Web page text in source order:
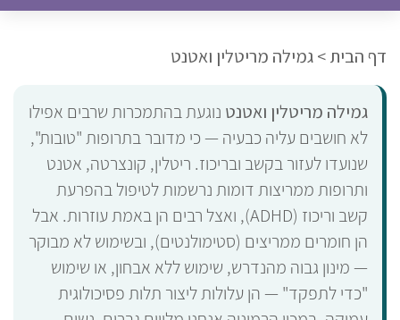
דף הבית>גמילה מריטלין ואטנט
גמילה מריטלין ואטנט נוגעת בהתמכרות שרבים אפילו
לא חושבים עליה כבעיה — כי מדובר בתרופות "טובות",
שנועדו לעזור בקשב ובריכוז. ריטלין, קונצרטה, אטנט
ותרופות ממריצות דומות נרשמות לטיפול בהפרעת
קשב וריכוז (ADHD), ואצל רבים הן באמת עוזרות. אבל
הן חומרים ממריצים (סטימולנטים), ובשימוש לא מבוקר
— מינון גבוה מהנדרש, שימוש ללא אבחון, או שימוש
"כדי לתפקד" — הן עלולות ליצור תלות פסיכולוגית